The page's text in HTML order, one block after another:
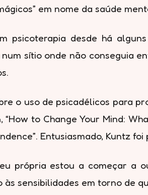
em nome da saúde
psicoterapia desde há
num sítio onde não conseguia
o uso de psicadélicos para
to Change Your Mind:
Entusiasmado, Kuntz
própria estou a começar a
sensibilidades em torno de